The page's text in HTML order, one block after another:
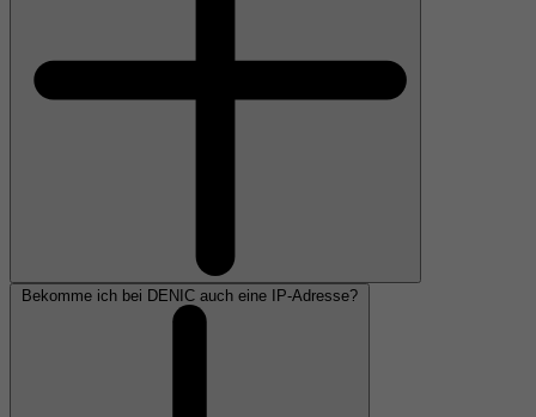
Bekomme ich bei DENIC auch eine IP-Adresse?